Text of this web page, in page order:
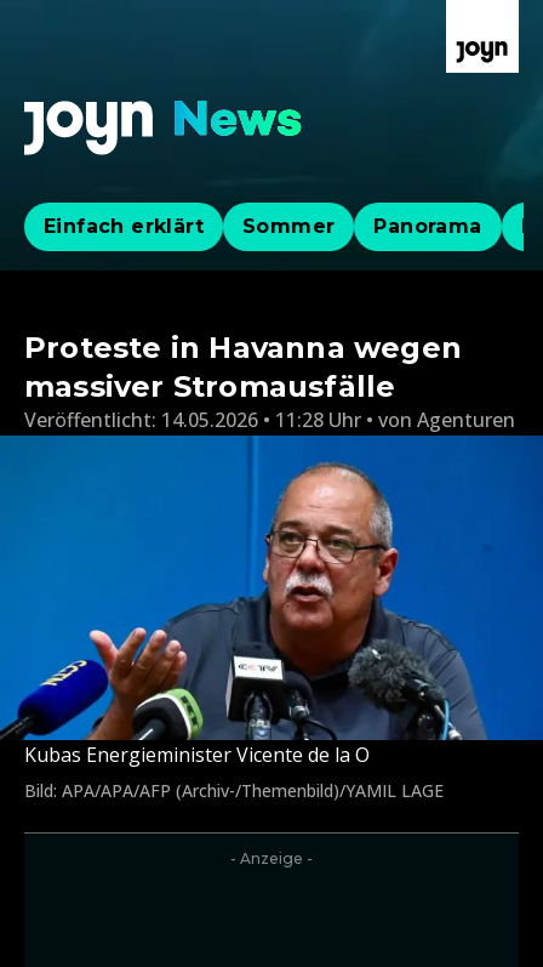
Einfach erklärt Sommer Panorama
Proteste in Havanna wegen
massiver Stromausfälle
Veröffentlicht: 14.05.2026 • 11:28 Uhr von Agenturen
Kubas Energieminister Vicente de la O
Bild: APA/APA/AFP (Archiv-/Themenbild)/YAMIL LAGE
- Anzeige -